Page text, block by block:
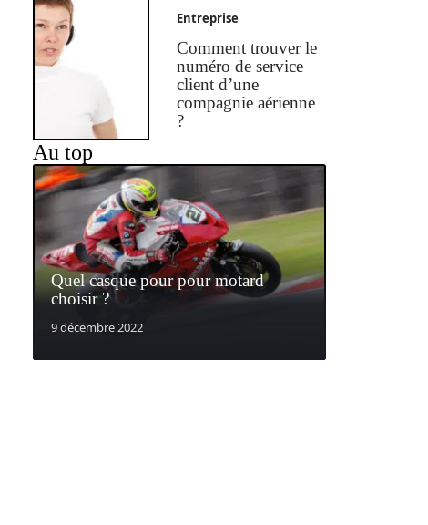
Entreprise
Comment trouver le
numéro de service
client d’une
compagnie aérienne
?
Au top
Quel casque pour pour motard
choisir ?
9 décembre 2022